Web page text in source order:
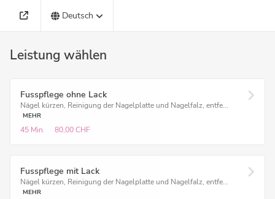
Deutsch
Leistung wählen
Fusspflege ohne Lack
Nägel kürzen, Reinigung der Nagelplatte und Nagelfalz, entfe...
MEHR
45 Min. 80,00 CHF
Fusspflege mit Lack
Nägel kürzen, Reinigung der Nagelplatte und Nagelfalz, entfe...
MEHR